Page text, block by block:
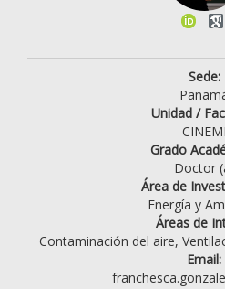
Sede:
Unidad /
CINEMI
Grado
Doctor
Área de
Energía y
Áreas de
Contaminación del aire,
Email: